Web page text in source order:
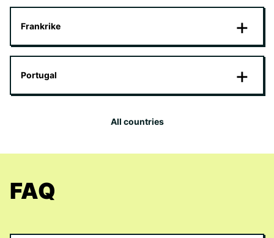
Frankrike
Portugal
All countries
FAQ